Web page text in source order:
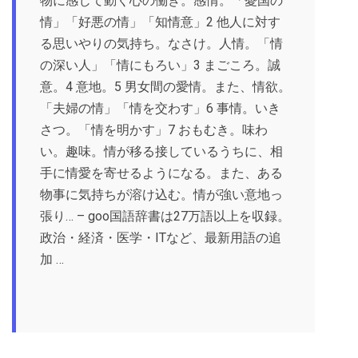
情」「好悪の情」「知情意」2 他人に対す
る思いやりの気持ち。なさけ。人情。「情
の深い人」「情にもろい」3 まごころ。誠
意。4 意地。5 男女間の愛情。また、情欲。
「夫婦の情」「情を交わす」6 事情。いき
さつ。「情を明かす」7 おもむき。味わ
い。趣味。情が移る接しているうちに、相
手に情愛を寄せるようになる。また、ある
物事に気持ちが溶け込む。情が強い意地っ
張り… – goo国語辞書は27万語以上を収録。
政治・経済・医学・ITなど、最新用語の追
加 …